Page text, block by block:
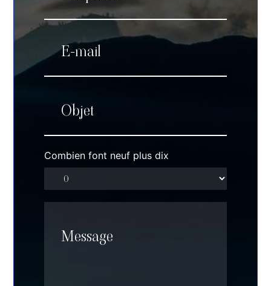
Combien font neuf plus dix